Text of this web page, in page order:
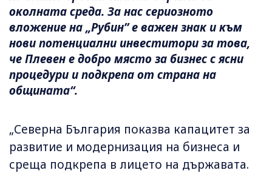
околната среда. За нас сериозното
вложение на „Рубин” е важен знак и към
нови потенциални инвеститори за това,
че Плевен е добро място за бизнес с ясни
процедури и подкрепа от страна на
общината“.
„Северна България показва капацитет за
развитие и модернизация на бизнеса и
среща подкрепа в лицето на държавата.